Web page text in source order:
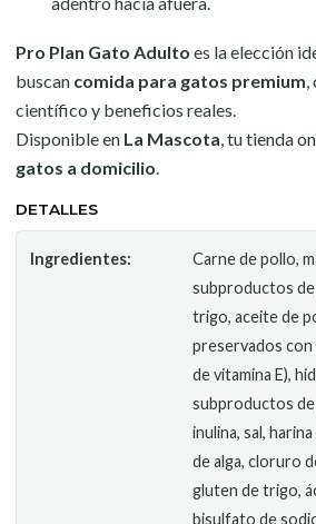
Pro Plan Gato Adulto es la elección
buscan comida para gatos premium,
científico y beneficios reales.
Disponible en La Mascota, tu tienda
gatos a domicilio.
DETALLES
Ingredientes:
Carne de pollo,
subproductos de
trigo, aceite de
preservados
de vitamina E),
subproductos
inulina, sal,
de alga, cloruro
gluten de trigo,
bisulfato de